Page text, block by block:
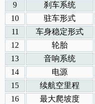
9
刹车系统
10
驻车形式
11
车身稳定形式
12
轮胎
13
音响系统
14
电源
15
续航空里程
16
最大爬坡度